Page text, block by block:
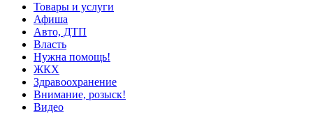
Товары и услуги
Афиша
Авто, ДТП
Власть
Нужна помощь!
ЖКХ
Здравоохранение
Внимание, розыск!
Видео